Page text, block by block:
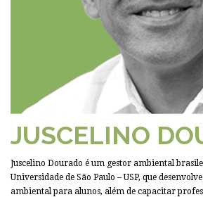
JUSCELINO
Juscelino Dourado é um gestor ambiental
Universidade de São Paulo – USP, que
ambiental para alunos, além de capacitar